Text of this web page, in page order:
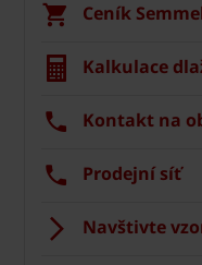
Ceník
Kalkulace
Kontakt na
Prodejní síť
Navštivte